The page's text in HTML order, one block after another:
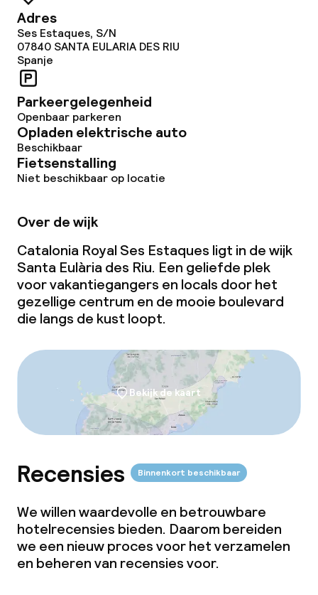
Adres
Ses Estaques, S/N
07840 SANTA EULARIA DES RIU
Spanje
Parkeergelegenheid
Openbaar parkeren
Opladen elektrische auto
Beschikbaar
Fietsenstalling
Niet beschikbaar op locatie
Over de wijk
Catalonia Royal Ses Estaques ligt in de wijk
Santa Eulària des Riu. Een geliefde plek
voor vakantiegangers en locals door het
gezellige centrum en de mooie boulevard
die langs de kust loopt.
Bekijk de kaart
Recensies Binnenkort beschikbaar
We willen waardevolle en betrouwbare
hotelrecensies bieden. Daarom bereiden
we een nieuw proces voor het verzamelen
en beheren van recensies voor.